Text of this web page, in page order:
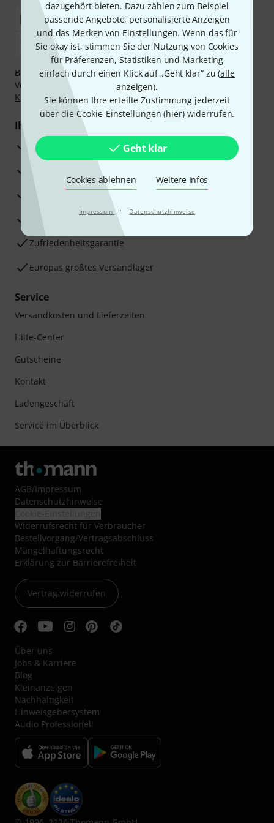
dazugehört bieten. Dazu zählen zum Beispiel
passende Angebote, personalisierte Anzeigen
und das Merken von Einstellungen. Wenn das für
Sie okay ist, stimmen Sie der Nutzung von Cookies
für Präferenzen, Statistiken und Marketing
einfach durch einen Klick auf „Geht klar“ zu (alle
anzeigen).
Sie können Ihre erteilte Zustimmung jederzeit
über die Cookie-Einstellungen (hier) widerrufen.
Geht klar
Cookies ablehnen Weitere Infos
Impressum · Datenschutzhinweise
Bezahlen Sie vertraulich und sicher per Nachnahme,
Vorkasse, PayPal, Amazon Pay,Klarna Sofort bezahlen
Klarna Ratenzahlungoder Kreditkarte.
Ihre Vorteile
3 Jahre Thomann Garantie
30 Tage Money-Back-Garantie
Reparaturservice
Beratung durch Fachexperten
Zufriedenheitsgarantie
Europas größtes Versandlager
Service
Versandkosten und Lieferzeiten
Hilfe-Center
Gutscheine
Kontakt
Ladengeschäft
Service im Überblick
AGB/Impressum
Datenschutzhinweise
Widerrufsrecht für Verbraucher
Bestellvorgang/Vertragsabschluss
Mängelhaftungsrecht
Erklärung zur Barrierefreiheit
Vertrag widerrufen
Über uns
Jobs & Karriere
Blog
Kleinanzeigen
Nachhaltigkeit
Hinweisgebersystem
Audio Professionell